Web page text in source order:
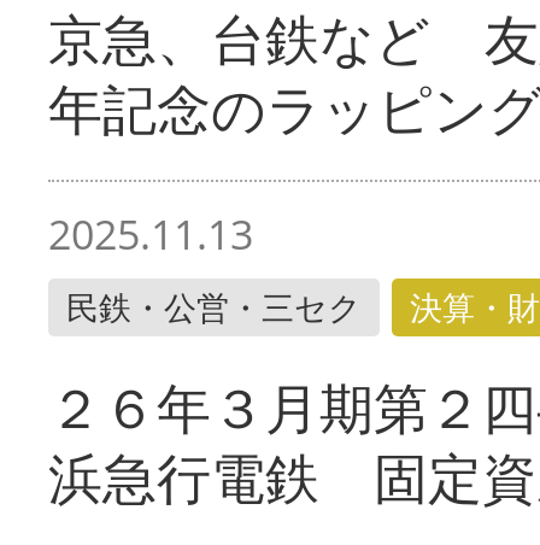
京急、台鉄など
年記念のラッピン
2025.11.13
民鉄・公営・三セク 決算・
２６年３月期第２
浜急行電鉄 固定